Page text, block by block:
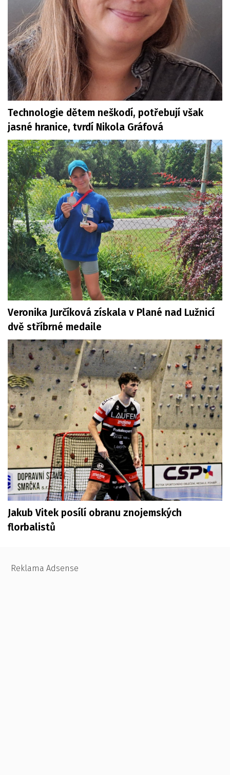
Technologie dětem neškodí, potřebují však
jasné hranice, tvrdí Nikola Gráfová
Veronika Jurčíková získala v Plané nad Lužnicí
dvě stříbrné medaile
Jakub Vitek posílí obranu znojemských
florbalistů
Reklama Adsense